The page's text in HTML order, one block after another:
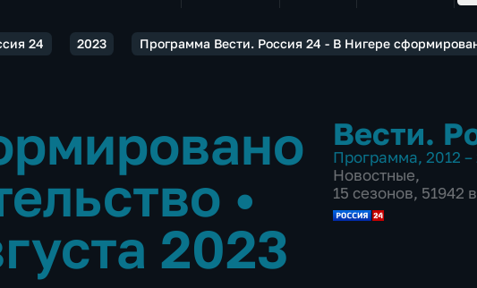
24 2023 Программа Вести. Россия 24 - В Нигере
•
2023
Вести.
Программа, 2012
Новостные,
15 сезонов, 51942